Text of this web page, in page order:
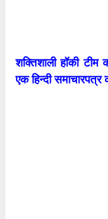
शक्तिशाली हॉकी
एक हिन्दी